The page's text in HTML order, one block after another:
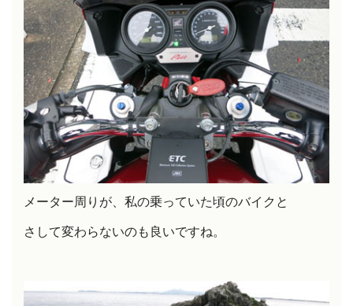
メーター周りが、私の乗っていた頃のバイクと
さして変わらないのも良いですね。